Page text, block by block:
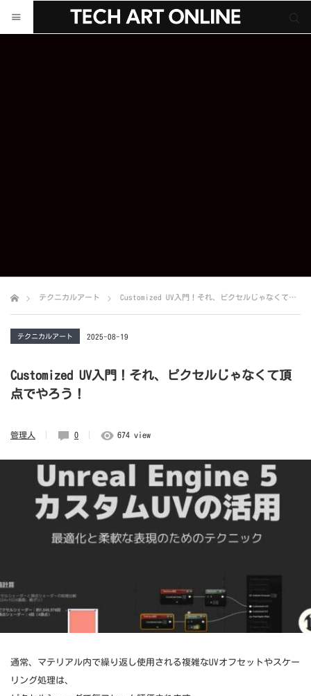
テクニカルアート Customized UV入門！それ、ピクセルじゃなくて頂点でやろう！
テクニカルアート 2025-08-19
Customized UV入門！それ、ピクセルじゃなくて頂
点でやろう！
管理人 0 674 view
通常、マテリアル内で繰り返し使用される複雑なUVオフセットやスケー
リング処理は、